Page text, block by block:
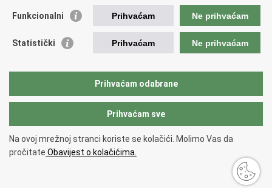
Državno sudbeno vijeće
Državnoodvjetničko vijeće
Hrvatska odvjetnička komora
Europski pravosudni portal
Copyright © 2026 Ministarstvo pravosuđa, uprave i digitalne
transformacije Republike Hrvatske.
pristupačnosti.
Funkcionalni Prihvaćam Ne prihvaćam
Statistički Prihvaćam Ne prihvaćam
Prihvaćam odabrane
Prihvaćam sve
Na ovoj mrežnoj stranci koriste se kolačići. Molimo Vas da
pročitate Obavijest o kolačićima.